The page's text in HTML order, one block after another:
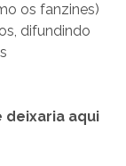
os fanzines)
difundindo
aqui